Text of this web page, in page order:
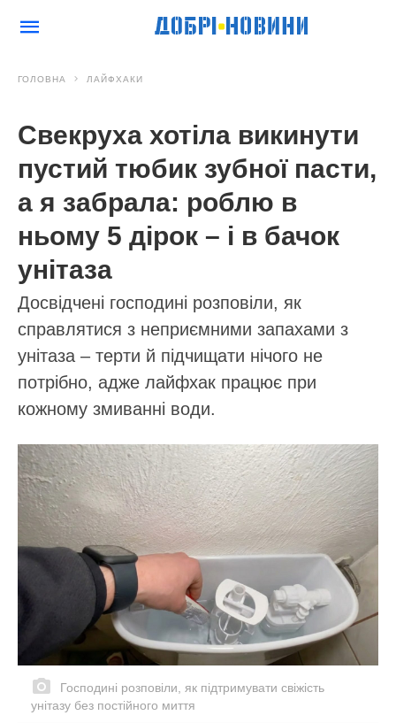
ГОЛОВНА ЛАЙФХАКИ
Свекруха хотіла викинути
пустий тюбик зубної пасти,
а я забрала: роблю в
ньому 5 дірок – і в бачок
унітаза
Досвідчені господині розповіли, як
справлятися з неприємними запахами з
унітаза – терти й підчищати нічого не
потрібно, адже лайфхак працює при
кожному змиванні води.
Господині розповіли, як підтримувати свіжість
унітазу без постійного миття